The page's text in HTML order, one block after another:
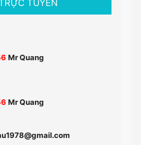
TUYẾN
Mr Quang
Mr Quang